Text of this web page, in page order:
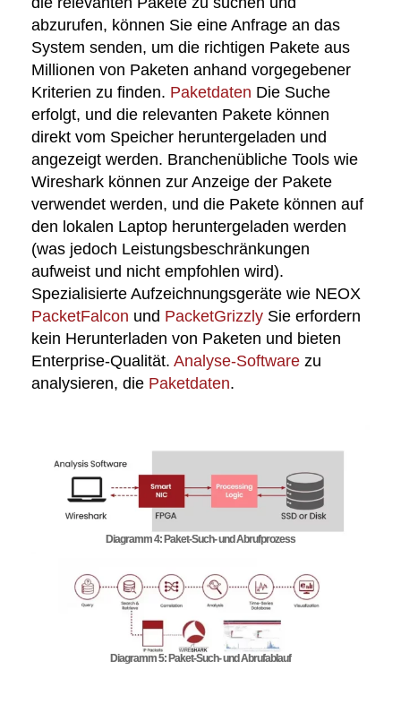
abzurufen, können Sie eine Anfrage an das
System senden, um die richtigen Pakete aus
Millionen von Paketen anhand vorgegebener
Kriterien zu finden. Paketdaten Die Suche
erfolgt, und die relevanten Pakete können
direkt vom Speicher heruntergeladen und
angezeigt werden. Branchenübliche Tools wie
Wireshark können zur Anzeige der Pakete
verwendet werden, und die Pakete können auf
den lokalen Laptop heruntergeladen werden
(was jedoch Leistungsbeschränkungen
aufweist und nicht empfohlen wird).
Spezialisierte Aufzeichnungsgeräte wie NEOX
PacketFalcon und PacketGrizzly Sie erfordern
kein Herunterladen von Paketen und bieten
Enterprise-Qualität. Analyse-Software zu
analysieren, die Paketdaten.
Diagramm 4: Paket-Such- und Abrufprozess
Diagramm 5: Paket-Such- und Abrufablauf